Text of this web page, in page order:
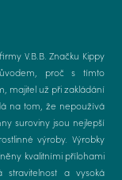
V.B.B. Značku Kippy
proč s tímto
majitel už při zakládání
na tom, že nepoužívá
suroviny jsou nejlepší
výroby. Výrobky
kvalitními přílohami
a vysoká